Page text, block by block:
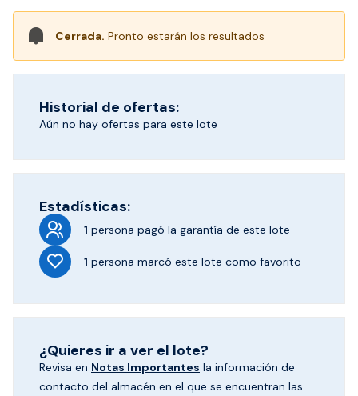
Cerrada. Pronto estarán los resultados
Historial de ofertas:
Aún no hay ofertas para este lote
Estadísticas:
1 persona pagó la garantía de este lote
1 persona marcó este lote como favorito
¿Quieres ir a ver el lote?
Revisa en Notas Importantes la información de
contacto del almacén en el que se encuentran las